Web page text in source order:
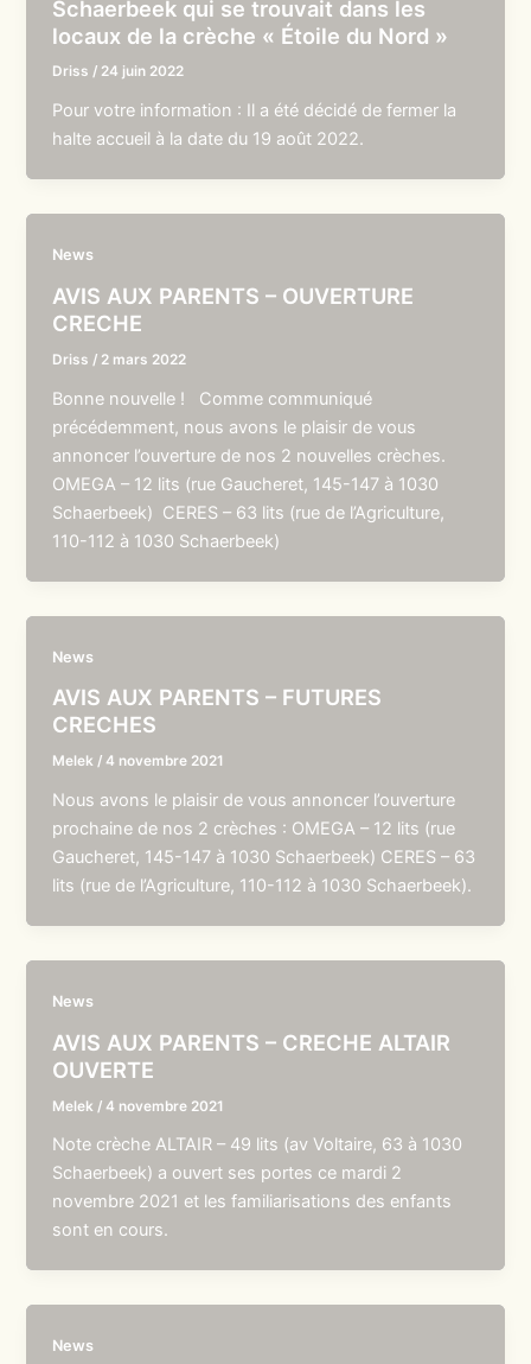
Schaerbeek qui se trouvait dans les
locaux de la crèche « Étoile du Nord »
Driss / 24 juin 2022
Pour votre information : Il a été décidé de fermer la
halte accueil à la date du 19 août 2022.
News
AVIS AUX PARENTS – OUVERTURE
CRECHE
Driss / 2 mars 2022
Bonne nouvelle ! Comme communiqué
précédemment, nous avons le plaisir de vous
annoncer l’ouverture de nos 2 nouvelles crèches.
OMEGA – 12 lits (rue Gaucheret, 145-147 à 1030
Schaerbeek) CERES – 63 lits (rue de l’Agriculture,
110-112 à 1030 Schaerbeek)
News
AVIS AUX PARENTS – FUTURES
CRECHES
Melek /4 novembre 2021
Nous avons le plaisir de vous annoncer l’ouverture
prochaine de nos 2 crèches : OMEGA – 12 lits (rue
Gaucheret, 145-147 à 1030 Schaerbeek) CERES – 63
lits (rue de l’Agriculture, 110-112 à 1030 Schaerbeek).
News
AVIS AUX PARENTS – CRECHE ALTAIR
OUVERTE
Melek /4 novembre 2021
Note crèche ALTAIR – 49 lits (av Voltaire, 63 à 1030
Schaerbeek) a ouvert ses portes ce mardi 2
novembre 2021 et les familiarisations des enfants
sont en cours.
News